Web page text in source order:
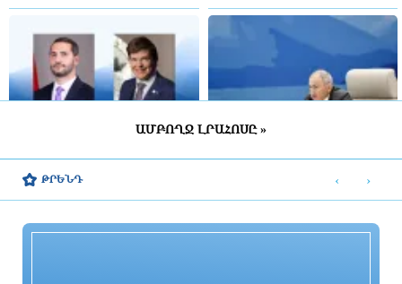
ՀՀ ԱԺ նախագահի պաշտոնում
ընտրվելու կապակցությամբ
ԱՄԲՈՂՋ ԼՐԱՀՈՍԸ »
ԹՐԵՆԴ ‹ ›